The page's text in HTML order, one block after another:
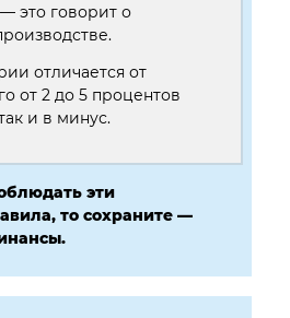
это говорит о
отличается от
от 2 до 5 процентов
и в минус.
эти
то сохраните —